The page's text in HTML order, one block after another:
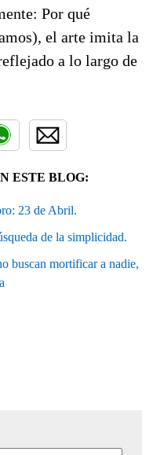
Por qué
el arte imita la
a lo largo de
ESTE BLOG:
23 de Abril.
de la simplicidad.
buscan mortificar a nadie,